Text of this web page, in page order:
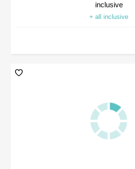
inclusive
+ all inclusive